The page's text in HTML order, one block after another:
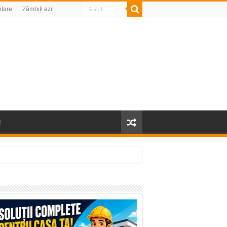
Zâmbiți azi!